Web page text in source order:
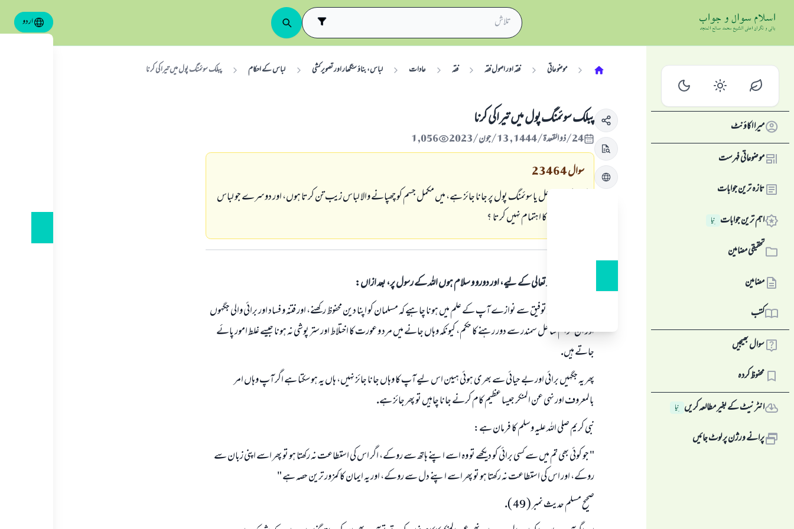
اردو
میرا اکاؤنٹ
موضوعاتی فہرست
تازہ ترین جوابات
اہم ترین جوابات نِیا
تحقیقی مضامین
مضامین
کتب
سوال بھیجیں
محفوظ کردہ
انٹرنیٹ کے بغیر مطالعہ کریں نِیا
پرانے ورژن پر لوٹ جائیں
موضوعاتی فقہ اور اصول فقہ فقہ عادات لباس، بناؤ سنگھار اور تصویر کشی لباس کے احکام پبلك سوئمنگ پول ميں تيراكى كرنا
پبلك سوئمنگ پول ميں تيراكى كرنا
24/ذو القعدة/1444 , 13/جون/2023 1,056
سوال23464
كيا پبلك ساحل يا سوئمنگ پول پر جانا جائز ہے، ميں مكمل جسم كو چھپانے والا لباس زيب تن كرتا ہوں، اور دوسرے جو لباس
پہنتے ہيں اس كا اہتمام نہيں كرتا ؟
ہمہ قسم کی حمد اللہ تعالی کے لیے، اور دورو و سلام ہوں اللہ کے رسول پر، بعد ازاں:
اللہ تعالى آپ كو توفيق سے نوازے آپ كے علم ميں ہونا چاہيے كہ مسلمان كو اپنا دين محفوظ ركھنے، اور فتنہ و فساد اور برائى والى جگہوں
اور ان حرام ساحل سمندر سے دور رہنے كا حكم، كيونكہ وہاں جانے ميں مرد و عورت كا اختلاط اور ستر پوشى نہ ہونا جيسے غلط امور پائے
جاتے ہيں.
پھر يہ جگہيں برائى اور بے حيائى سے بھرى ہوئى ہيںن اس ليے آپ كا وہاں جانا جائز نہيں، ہاں يہ ہو سكتا ہے اگر آپ وہاں امر
بالمعروف اور نہى عن المنكر جيسا عظيم كام كرنے جانا چاہيں تو پھر جائز ہے.
نبى كريم صلى اللہ عليہ وسلم كا فرمان ہے:
" جو كوئى بھى تم ميں سے كسى برائى كو ديكھے تو وہ اسے اپنے ہاتھ سے روكے، اگر اس كى استطاعت نہ ركھتا ہو تو پھر اسے اپنى زبان سے
روكے، اور اس كى استطاعت نہ ركھتا ہو تو پھر اسے اپنے دل سے روكے، اور يہ ايمان كا كمزور ترين حصہ ہے "
صحيح مسلم حديث نمبر ( 49 ).